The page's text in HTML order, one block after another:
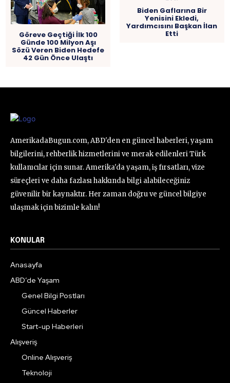
Göreve Geçtiği İlk 100
Günde 100 Milyon Aşı
Sözü Veren Biden Hedefe
42 Gün Önce Ulaştı
Biden Gaflarına Bir
Yenisini Ekledi,
Yardımcısını Başkan İlan
Etti
AmerikadaBugun.com, ABD'den en güncel haberleri, yaşam
bilgilerini, rehberlik hizmetlerini ve merak edilenleri Türk
kullanıcılar için sunar. Amerika'da yaşam, iş fırsatları, vize
süreçleri ve daha fazlası hakkında bilgi alabileceğiniz
güvenilir bir kaynaktır. Her zaman doğru ve güncel bilgiye
ulaşmak için bizimle kalın!
KONULAR
Anasayfa
ABD’de Yaşam
Genel Bilgi Postları
Güncel Haberler
Start-up Haberleri
Alışveriş
Online Alışveriş
Teknoloji